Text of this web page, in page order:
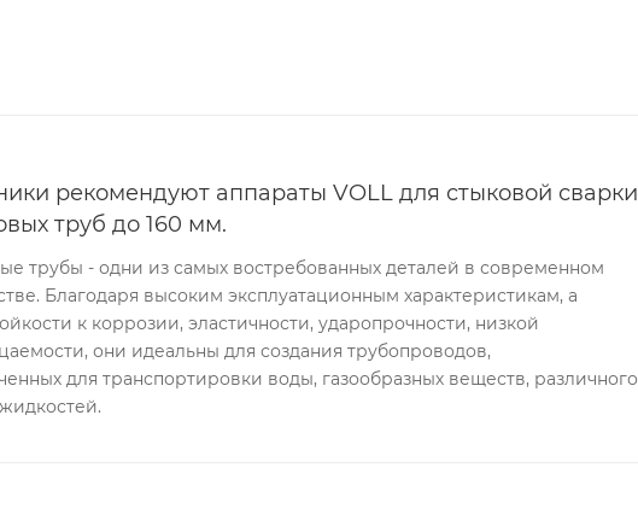
рекомендуют аппараты VOLL для стыковой сварки
труб до 160 мм.
трубы - одни из самых востребованных деталей в современном
Благодаря высоким эксплуатационным характеристикам, а
к коррозии, эластичности, ударопрочности, низкой
они идеальны для создания трубопроводов,
для транспортировки воды, газообразных веществ, различного